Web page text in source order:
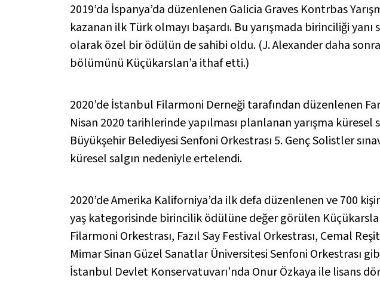
2019’da İspanya’da düzenlenen Galicia Graves Kontrbas
kazanan ilk Türk olmayı başardı. Bu yarışmada birinciliği yanı
olarak özel bir ödülün de sahibi oldu. (J. Alexander daha
bölümünü Küçükarslan’a ithaf etti.)
2020’de İstanbul Filarmoni Derneği tarafından düzenlenen
Nisan 2020 tarihlerinde yapılması planlanan yarışma
Büyükşehir Belediyesi Senfoni Orkestrası 5. Genç Solistler
küresel salgın nedeniyle ertelendi.
2020’de Amerika Kaliforniya’da ilk defa düzenlenen ve 700
yaş kategorisinde birincilik ödülüne değer görülen
Filarmoni Orkestrası, Fazıl Say Festival Orkestrası, Cemal
Mimar Sinan Güzel Sanatlar Üniversitesi Senfoni Orkestrası
İstanbul Devlet Konservatuvarı’nda Onur Özkaya ile lisans